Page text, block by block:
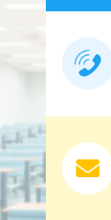
空席
東京校 オ
東京校【下
同時開催（2
空席